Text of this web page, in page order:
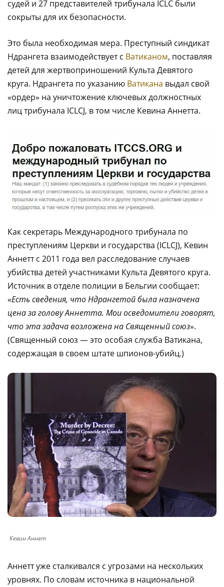
судей и 27 представителей трибунала ICLC были
сокрыты для их безопасности.
Это была необходимая мера. Преступный синдикат
Ндрангета взаимодействует с Ватиканом, поставляя
детей для жертвоприношений Культа Девятого
круга. Ндрангета по указанию Ватикана выдал свой
«ордер» на уничтожение ключевых должностных
лиц трибунала ICLCJ, в том числе Кевина Аннетта.
Как секретарь Международного трибунала по
преступлениям Церкви и государства (ICLCJ), Кевин
Аннетт с 2011 года вел расследование случаев
убийства детей участниками Культа Девятого круга.
Источник в отделе полиции в Бельгии сообщает:
«Есть сведения, что Ндрангетой была назначена
цена за голову Аннетта. Мои осведомители говорят,
что эта задача возложена на Священный союз».
(Священный союз — это особая служба Ватикана,
содержащая в своем штате шпионов-убийц.)
Кевин Аннет
Аннетт уже сталкивался с угрозами на нескольких
уровнях. По словам источника в национальной